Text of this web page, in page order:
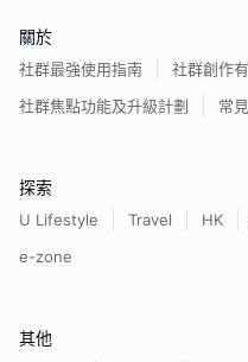
關於
社群最強使用指南
社群創作
社群焦點功能及升級計劃
常
探索
U Lifestyle Travel HK
e-zone
其他